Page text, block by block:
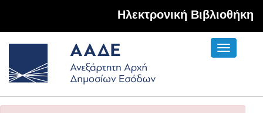
Hλεκτρονική Βιβλιοθήκη
Toggle